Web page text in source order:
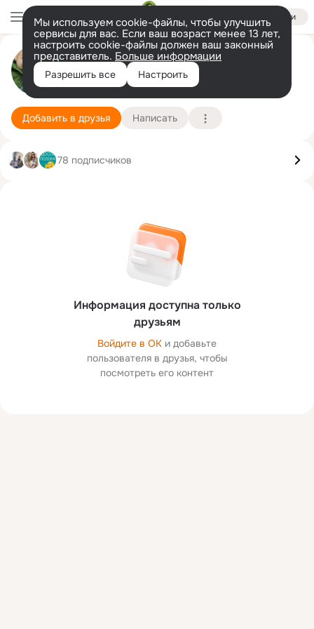
Войти
Мы используем cookie-файлы, чтобы улучшить
сервисы для вас. Если ваш возраст менее 13 лет,
настроить cookie-файлы должен ваш законный
представитель. Больше информации
Разрешить все Настроить
Мария Мишаева
14 ноября (35 лет) Подробнее
Добавить в друзья Написать
Информация доступна только
друзьям
Войдите в ОК и добавьте
пользователя в друзья, чтобы
посмотреть его контент
78 подписчиков